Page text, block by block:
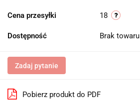
Cena przesyłki 18
Dostępność Brak towaru
Zadaj pytanie
Pobierz produkt do PDF